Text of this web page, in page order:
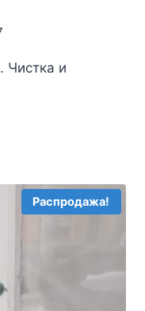
Чистка и
Распродажа!